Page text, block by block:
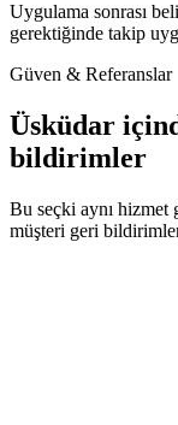
Uygulama sonrası
gerektiğinde takip
Güven & Referanslar
Üsküdar
bildirimler
Bu seçki aynı hizmet
müşteri geri